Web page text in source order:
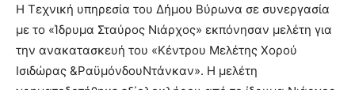
blonde
lesbians
very
hot
cam
Η Τεχνική υπηρεσία του Δήμου Βύρωνα σε συνεργασία
με το «Ίδρυμα Σταύρος Νιάρχος» εκπόνησαν μελέτη για
την ανακατασκευή του «Κέντρου Μελέτης Χορού
Ισιδώρας &ΡαϋμόνδουΝτάνκαν». Η μελέτη